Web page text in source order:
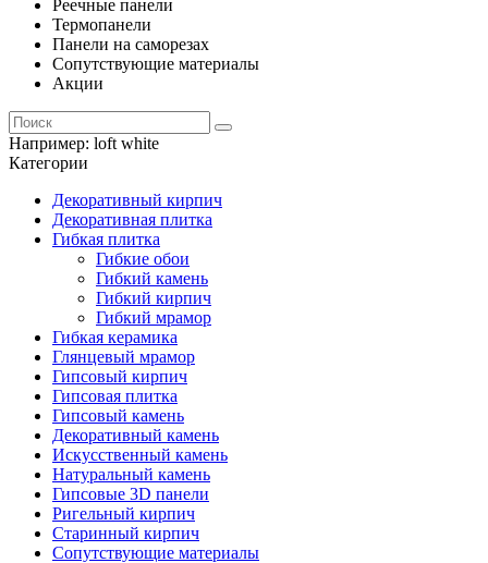
Реечные панели
Термопанели
Панели на саморезах
Сопутствующие материалы
Акции
Например: loft white
Категории
Декоративный кирпич
Декоративная плитка
Гибкая плитка
Гибкие обои
Гибкий камень
Гибкий кирпич
Гибкий мрамор
Гибкая керамика
Глянцевый мрамор
Гипсовый кирпич
Гипсовая плитка
Гипсовый камень
Декоративный камень
Искусственный камень
Натуральный камень
Гипсовые 3D панели
Ригельный кирпич
Старинный кирпич
Сопутствующие материалы